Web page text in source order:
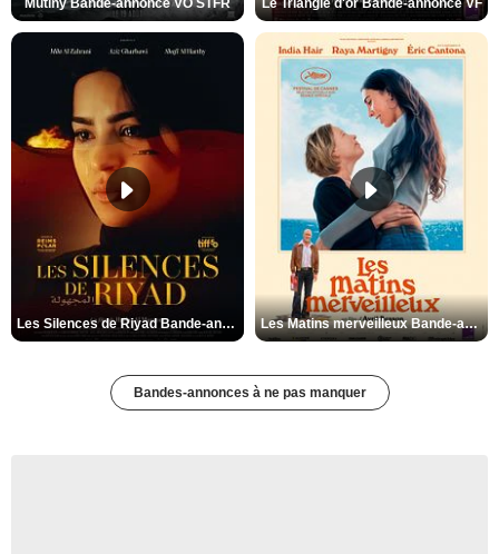
Mutiny Bande-annonce VO STFR Le Triangle d'or Bande-annonce VF
Les Silences de Riyad Bande-annonce VO STFR Les Matins merveilleux Bande-annonce VF
Bandes-annonces à ne pas manquer